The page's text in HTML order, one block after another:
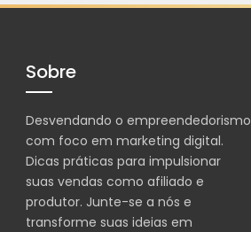
Sobre
Desvendando o empreendedorismo
com foco em marketing digital.
Dicas práticas para impulsionar
suas vendas como afiliado e
produtor. Junte-se a nós e
transforme suas ideias em